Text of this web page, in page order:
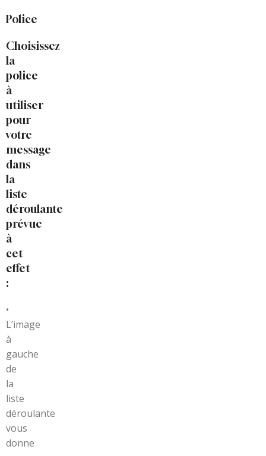
Police
Choisissez
la
police
à
utiliser
pour
votre
message
dans
la
liste
déroulante
prévue
à
cet
effet
:
•
L’image
à
gauche
de
la
liste
déroulante
vous
donne